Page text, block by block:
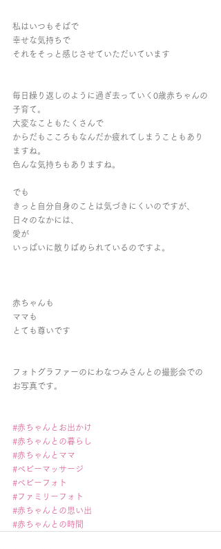
私はいつもそばで
幸せな気持ちで
それをそっと感じさせていただいています
毎日繰り返しのように過ぎ去っていく0歳赤ちゃんの
子育て。
大変なこともたくさんで
からだもこころもなんだか疲れてしまうこともあり
ますね。
色んな気持ちもありますね。
でも
きっと自分自身のことは気づきにくいのですが、
日々のなかには、
愛が
いっぱいに散りばめられているのですよ。
赤ちゃんも
ママも
とても尊いです
フォトグラファーのにわなつみさんとの撮影会での
お写真です。
#赤ちゃんとお出かけ
#赤ちゃんとの暮らし
#赤ちゃんとママ
#ベビーマッサージ
#ベビーフォト
#ファミリーフォト
#赤ちゃんとの思い出
#赤ちゃんとの時間